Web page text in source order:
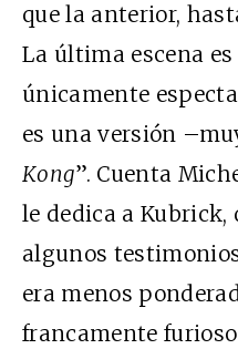
que la anterior,
La última escena
únicamente
es una versión
Kong”. Cuenta
le dedica a Kubrick,
algunos
era menos
francamente